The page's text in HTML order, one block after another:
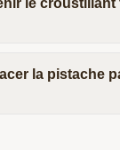
la pistache